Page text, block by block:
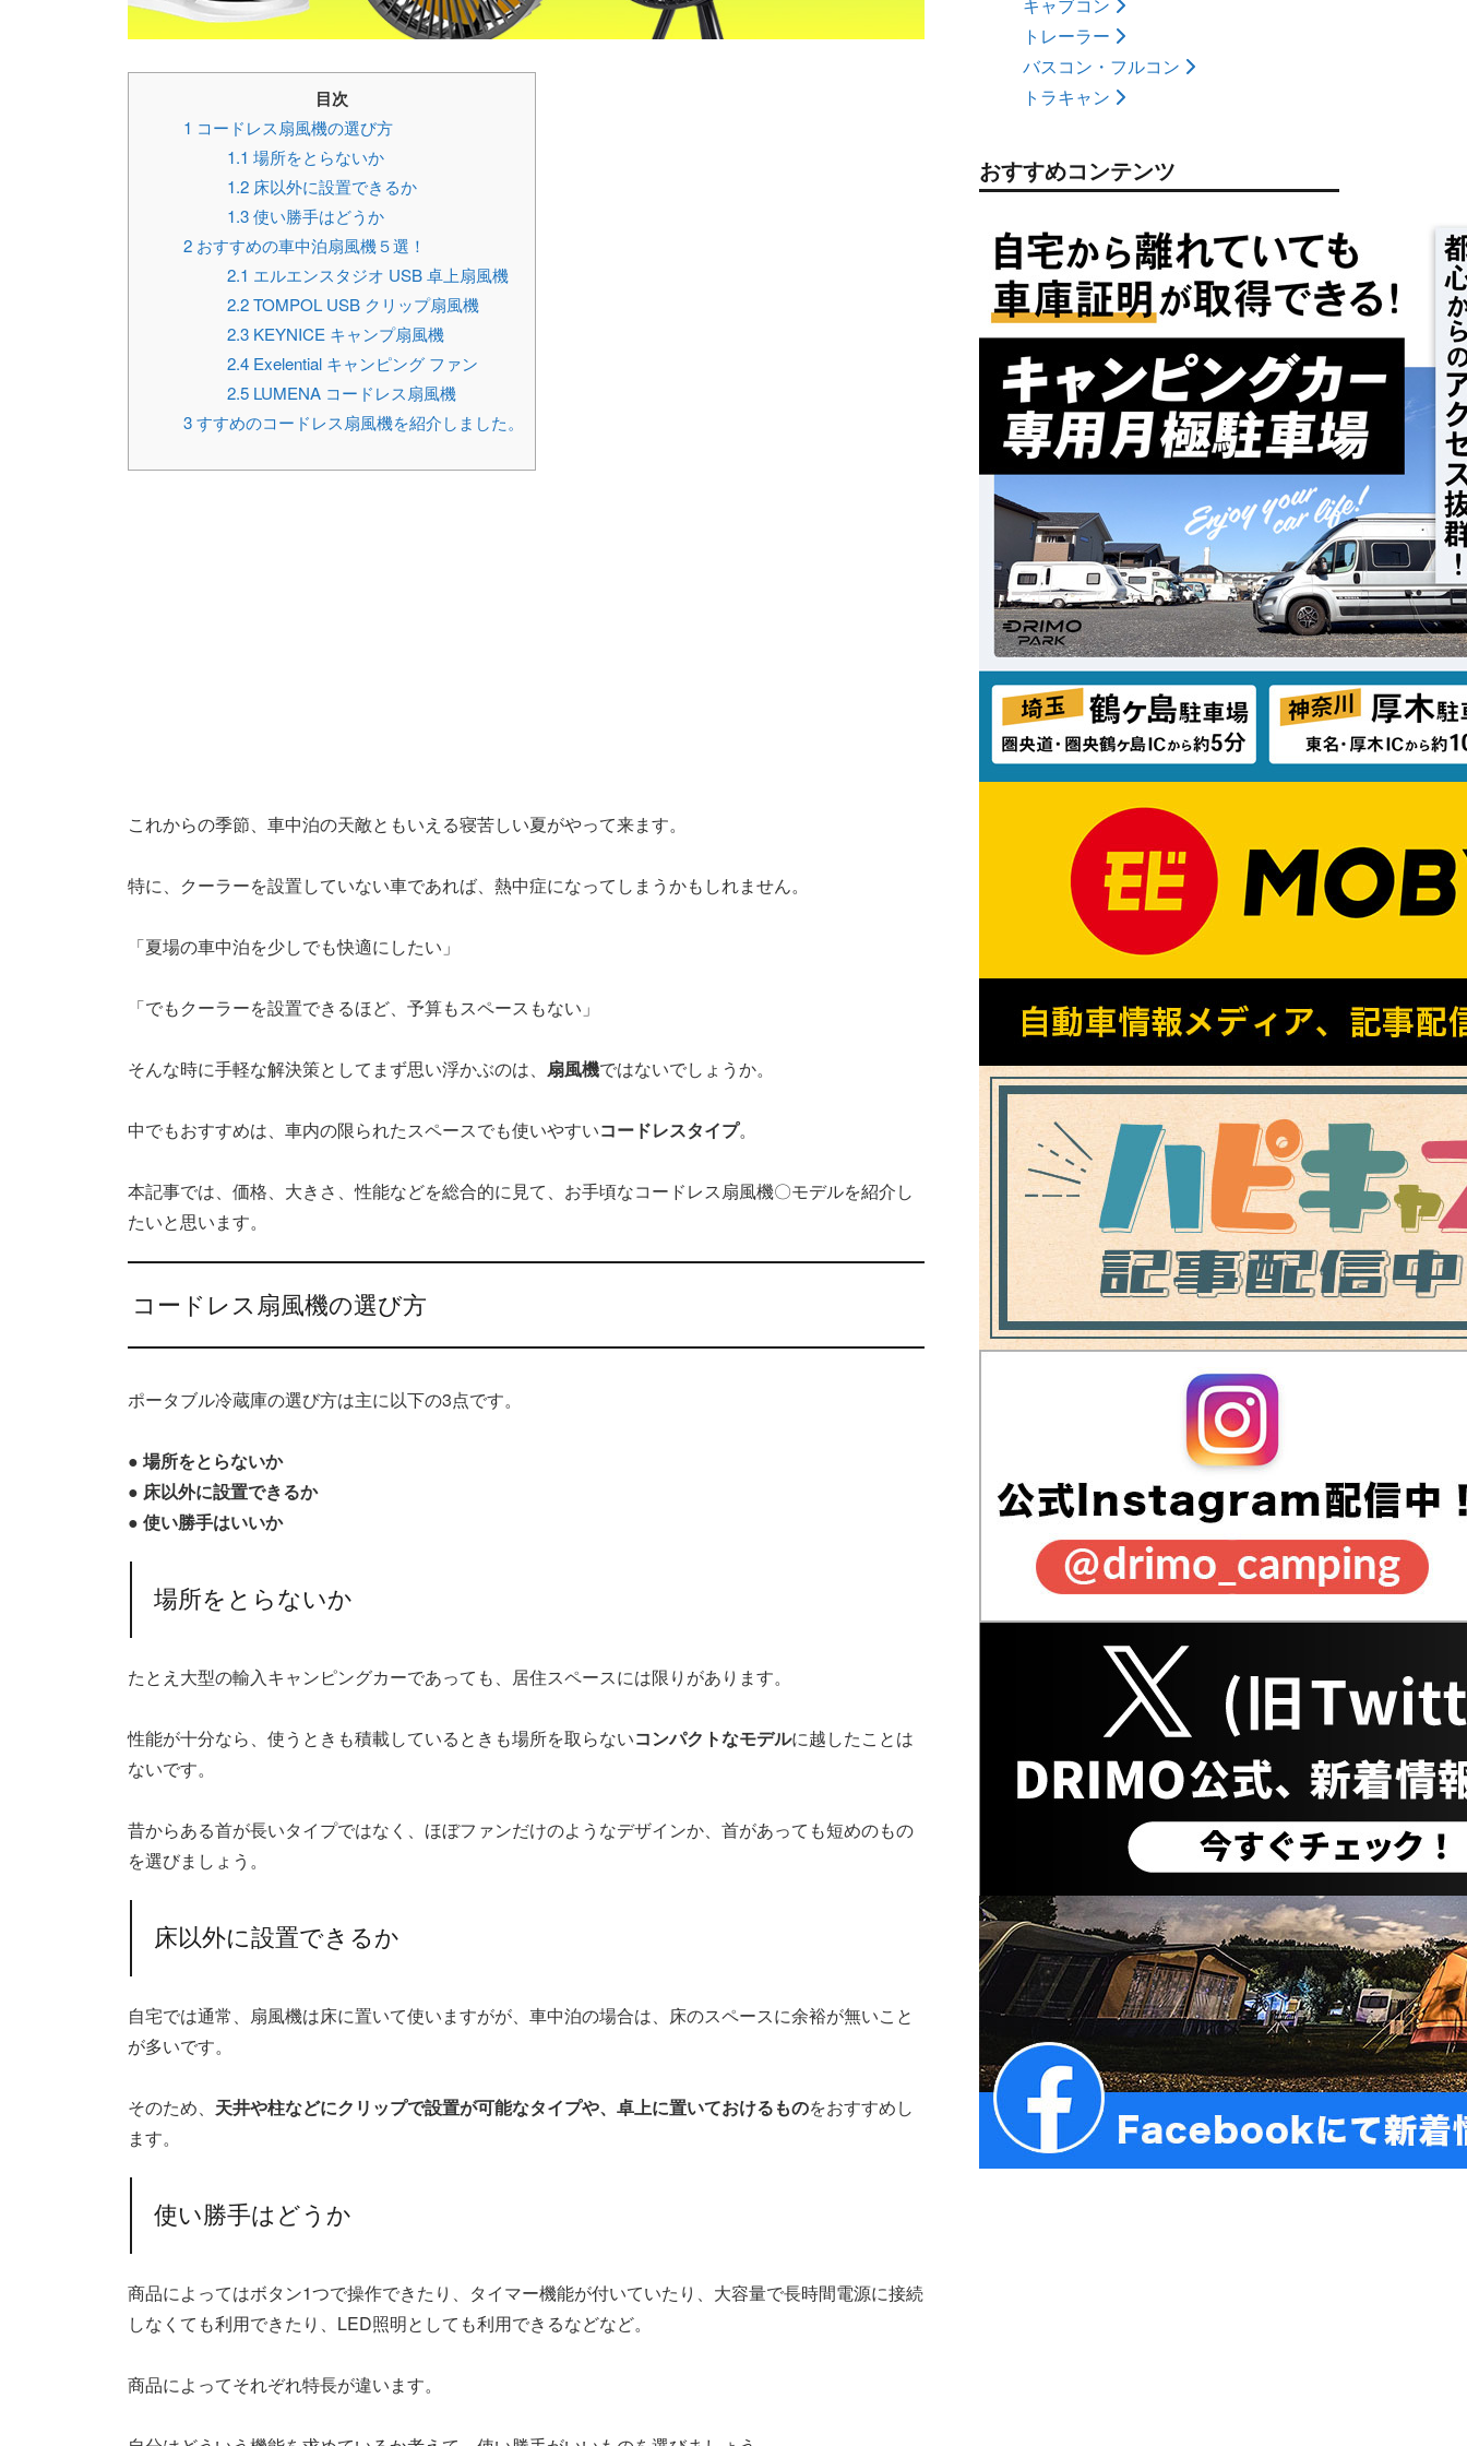
目次
1 コードレス扇風機の選び方
1.1 場所をとらないか
1.2 床以外に設置できるか
1.3使い勝手はどうか
2 おすすめの車中泊扇風機５選！
2.1 エルエンスタジオ USB 卓上扇風機
2.2TOMPOL USB クリップ扇風機
2.3 KEYNICE キャンプ扇風機
2.4 Exelential キャンピング ファン
2.5 LUMENA コードレス扇風機
3すすめのコードレス扇風機を紹介しました。
これからの季節、車中泊の天敵ともいえる寝苦しい夏がやって来ます。
特に、クーラーを設置していない車であれば、熱中症になってしまうかもしれません。
「夏場の車中泊を少しでも快適にしたい」
「でもクーラーを設置できるほど、予算もスペースもない」
そんな時に手軽な解決策としてまず思い浮かぶのは、 扇風機ではないでしょうか。
中でもおすすめは、車内の限られたスペースでも使いやすいコードレスタイプ。
本記事では、価格、大きさ、性能などを総合的に見て、お手頃なコードレス扇風機〇モデルを紹介し
たいと思います。
コードレス扇風機の選び方
ポータブル冷蔵庫の選び方は主に以下の3点です。
● 場所をとらないか
● 床以外に設置できるか
● 使い勝手はいいか
場所をとらないか
たとえ大型の輸入キャンピングカーであっても、居住スペースには限りがあります。
性能が十分なら、使うときも積載しているときも場所を取らないコンパクトなモデルに越したことは
ないです。
昔からある首が長いタイプではなく、ほぼファンだけのようなデザインか、首があっても短めのもの
を選びましょう。
床以外に設置できるか
自宅では通常、扇風機は床に置いて使いますがが、車中泊の場合は、床のスペースに余裕が無いこと
が多いです。
そのため、 天井や柱などにクリップで設置が可能なタイプや、卓上に置いておけるものをおすすめし
ます。
使い勝手はどうか
商品によってはボタン1つで操作できたり、タイマー機能が付いていたり、大容量で長時間電源に接続
しなくても利用できたり、LED照明としても利用できるなどなど。
商品によってそれぞれ特長が違います。
キャブコン
トレーラー
バスコン・フルコン
トラキャン
おすすめコンテンツ